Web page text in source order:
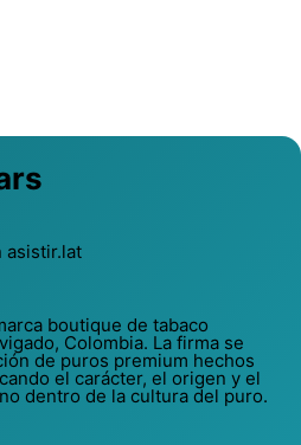
asistir.lat
boutique de tabaco
Colombia. La firma se
de puros premium hechos
el carácter, el origen y el
dentro de la cultura del puro.